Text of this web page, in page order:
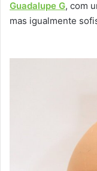
Guadalupe G, com
mas igualmente